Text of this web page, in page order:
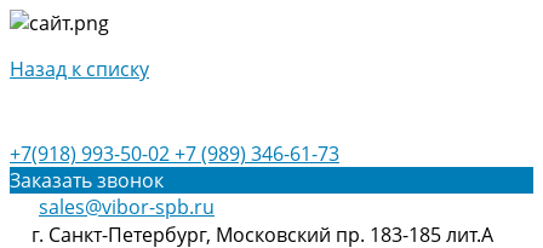
Назад к списку
+7(918) 993-50-02+7 (989) 346-61-73
Заказать звонок
sales@vibor-spb.ru
г. Санкт-Петербург, Московский пр. 183-185 лит.А